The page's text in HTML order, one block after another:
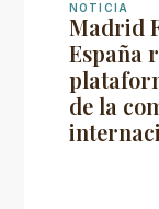
NOTICIA
Madrid
España
de la